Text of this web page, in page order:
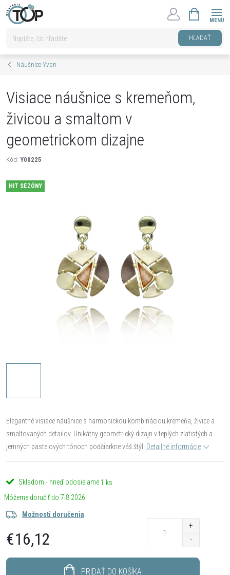
Prejsť
na
HĽADAŤ
KOŠÍK
Náušnice Yvon
Visiace náušnice s kremeňom,
živicou a smaltom v
geometrickom dizajne
Kód: Y00225
HIT SEZÓNY
Elegantné visiace náušnice s harmonickou kombináciou kremeňa, živice a
smaltovaných detailov. Unikátny geometrický dizajn v teplých zlatistých a
jemných pastelových tónoch podčiarkne váš štýl.
Detailné informácie
Skladom - hneď odosielame 1 ks
7.8.2026
Možnosti doručenia
€16,12
PRIDAŤ DO KOŠÍKA